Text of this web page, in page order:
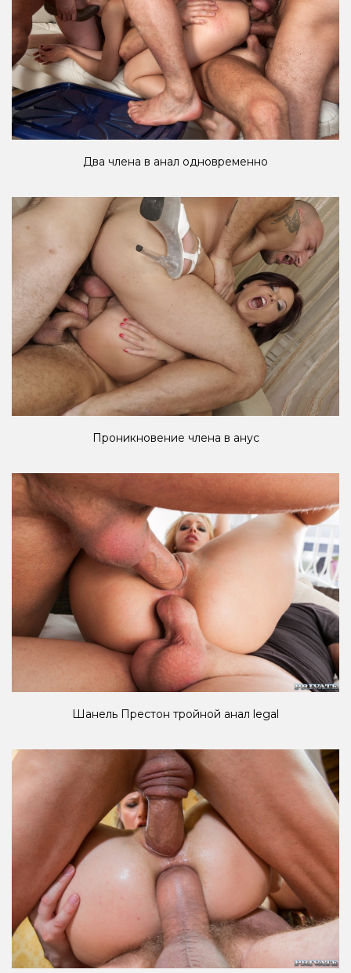
Два члена в анал одновременно
Проникновение члена в анус
Шанель Престон тройной анал legal